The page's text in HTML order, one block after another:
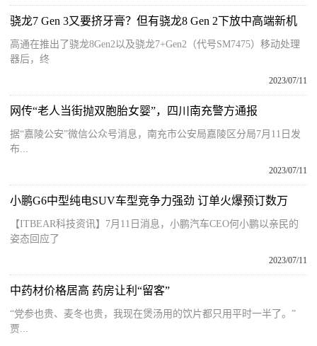
骁龙7 Gen 3又要挤牙膏？但有骁龙8 Gen 2下放中高端新机
高通在推出了骁龙8Gen2以及骁龙7+Gen2（代号SM7475）移动处理
器后，终
2023/07/11
网传“老人当街抛双胞胎女婴”，四川南充警方通报
据“嘉陵公安”微信公众号消息，南充市公安局嘉陵区分局7月11日发
布...
2023/07/11
小鹏G6中型纯电SUV车型竞争力强劲 订单火爆预订数万
【ITBEAR科技资讯】7月11日消息，小鹏汽车CEO何小鹏以亲民的
姿态回应了
2023/07/11
中药材价格居高 药房让利“留客”
“党参也贵、麦冬也贵，我现在煲汤用的饮片都只用平时一半了。”
贾...